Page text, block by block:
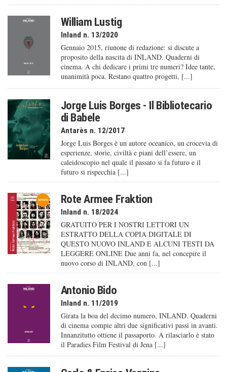
William Lustig
Inland n. 13/2020
Gennaio 2015, riunone di redazione: si discute a
proposito della nascita di INLAND. Quaderni di
cinema. A chi dedicare i primi tre numeri? Idee tante,
unanimità poca. Restano quattro progetti, [...]
Jorge Luis Borges - Il Bibliotecario
di Babele
Antarès n. 12/2017
Jorge Luis Borges è un autore oceanico, un crocevia di
esperienze, storie, civiltà e piani dell’essere, un
caleido­scopio nel quale il passato si fa futuro e il
futuro si rispecchia [...]
Rote Armee Fraktion
Inland n. 18/2024
GRATUITO PER I NOSTRI LETTORI UN
ESTRATTO DELLA COPIA DIGITALE DI
QUESTO NUOVO INLAND E ALCUNI TESTI DA
LEGGERE ONLINE Due anni fa, nel concepire il
nuovo corso di INLAND, con [...]
Antonio Bido
Inland n. 11/2019
Girata la boa del decimo numero, INLAND. Quaderni
di cinema compie altri due significativi passi in avanti.
Innanzitutto ottiene il passaporto. A rilasciarlo è stato
il Paradies Film Festival di Jena [...]